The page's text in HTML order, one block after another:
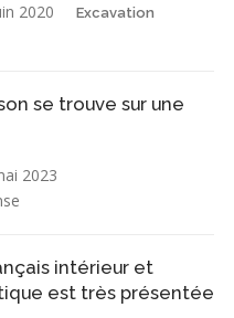
2020 Excavation
se trouve sur une
2023
intérieur et
est très présentée